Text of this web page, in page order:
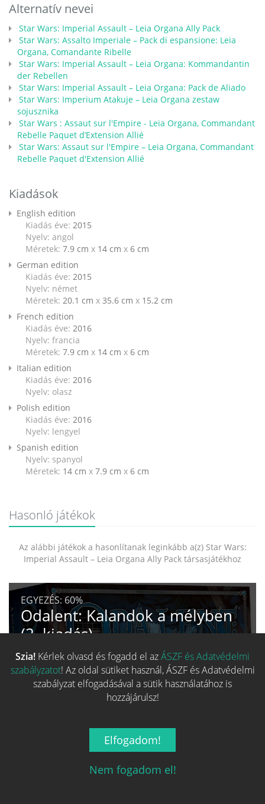
Alternatív nevei
Star Wars: Imperial Assault – Leia Organa Ally Pack
Star Wars: Assalto Imperiale – Pack di espansione: Leia
Organa, Comandante Ribelle
Star Wars: Imperial Assault – Leia Organa: Kommandantin
der Rebellen
Star Wars: Imperial Assault – Leia Organa: Pack de Aliado
Star Wars: Imperium Atakuje – Leia Organa zestaw
sojusznika
Star Wars : Assaut sur l'Empire - Leia Organa, Commandant
Rebelle Paquet d’Extension Allié
Star Wars: Assaut sur l'Empire – Leia Organa, Commandant
Rebelle Paquet d'Extension Allié
Kiadások
English edition
Kiadás éve: 2015
Nyelv: angol
Méretek: 7.9 cm x 14 cm x 6 cm
German edition
Kiadás éve: 2015
Nyelv: német
Méretek: 20.1 cm x 35.6 cm x 15.2 cm
French edition
Kiadás éve: 2016
Nyelv: francia
Méretek: 7.9 cm x 14 cm x 6 cm
Italian edition
Kiadás éve: 2016
Nyelv: olasz
Polish edition
Kiadás éve: 2016
Nyelv: lengyel
Spanish edition
Nyelv: spanyol
Méretek: 14 cm x 7.9 cm x 6 cm
Hasonló játékok
Az alábbi játékok a hasonlítanak leginkább a(z) Star Wars:
Imperial Assault – Leia Organa Ally Pack társasjátékhoz
EGYEZÉS: 60%
Odalent: Kalandok a mélyben
(2. kiadás)
SZÉRIA TERVEZŐ MŰVÉSZ
Mechanizmus egyezés
Szia! Kérlek olvasd és fogadd el azÁSZF és Adatvédelmi
szabályzatot! Az oldal sütiket használ, ÁSZF és Adatvédelmi
szabályzat elfogadásával a sütik használatához is
hozzájárulsz!
Elfogadom!
Nem fogadom el!